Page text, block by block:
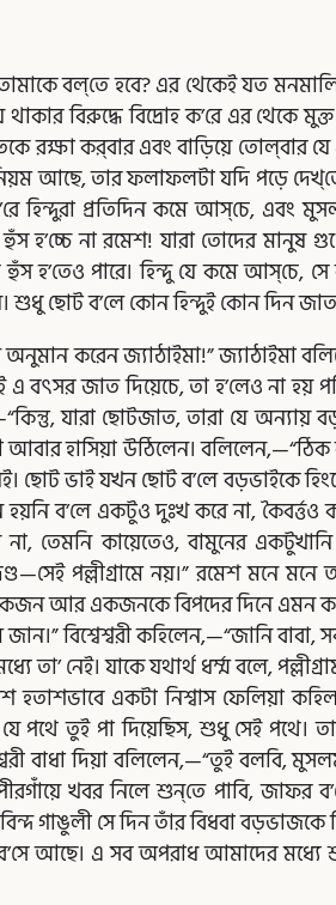
বল্‌তে হবে? এর থেকেই যত
বিরুদ্ধে বিদ্রোহ ক’রে এর থেকে
কর্‌বার এবং বাড়িয়ে তোল্‌বার
আছে, তার ফলাফলটা যদি পড়ে
প্রতিদিন কমে আস্‌চে, এবং
না রমেশ! যারা তোদের মানুষ
হ’তেও পারে। হিন্দু যে কমে আস্‌চে,
শুধু ছোট ব’লে কোন হিন্দুই কোন দিন জাত
অনুমান করেন জ্যাঠাইমা!” জ্যাঠাইমা
জাত দিয়েচে, তা হ’লেও না হয়
যারা ছোটজাত, তারা যে
আবার হাসিয়া উঠিলেন।
ছোট ভাই যখন ছোট ব’লে বড়ভাইকে
ব’লে একটুও দুঃখ করে না,
তেমনি কায়েতেও, বামুনের
পল্লীগ্রামে নয়।” রমেশ
একজনকে বিপদের দিনে এমন ক’রে ত
বিশ্বেশ্বরী কহিলেন,—“জানি
তা’ নেই। যাকে যথার্থ ধর্ম্ম বলে,
একটা নিশ্বাস ফেলিয়া
পথে তুই পা দিয়েছিস, শুধু সেই
বাধা দিয়া বলিলেন,—“তুই বলবি,
খবর নিলে শুন্‌তে পাবি, জাফর
গাঙুলী সে দিন তাঁর বিধবা
আছে। এ সব অপরাধ আমাদের মধ্যে